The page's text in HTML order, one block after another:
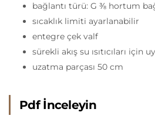
bağlantı türü: G ⅜ hortum
sıcaklık limiti ayarlanabilir
entegre çek valf
sürekli akış su ısıtıcıları için
uzatma parçası 50 cm
Pdf İnceleyin